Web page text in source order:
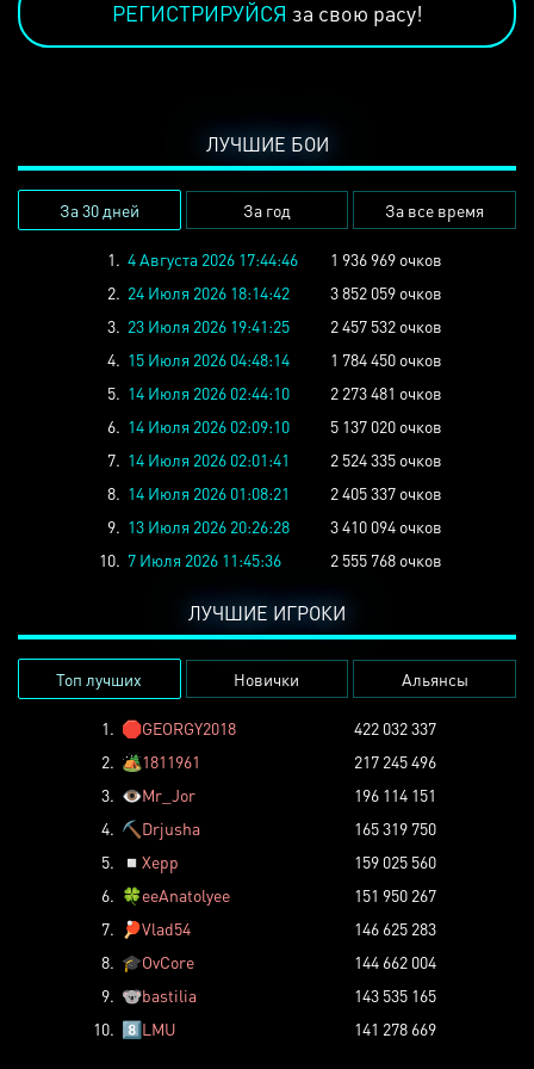
РЕГИСТРИРУЙСЯ за свою расу!
ЛУЧШИЕ БОИ
За 30 дней За год За все время
1. 4 Августа 2026 17:44:46
1 936 969 очков
2. 24 Июля 2026 18:14:42
3 852 059 очков
3. 23 Июля 2026 19:41:25
2 457 532 очков
4. 15 Июля 2026 04:48:14
1 784 450 очков
5. 14 Июля 2026 02:44:10
2 273 481 очков
6. 14 Июля 2026 02:09:10
5 137 020 очков
7. 14 Июля 2026 02:01:41
2 524 335 очков
8. 14 Июля 2026 01:08:21
2 405 337 очков
9. 13 Июля 2026 20:26:28
3 410 094 очков
10. 7 Июля 2026 11:45:36 2 555 768 очков
ЛУЧШИЕ ИГРОКИ
Топ лучших Новички Альянсы
1. 🛑GEORGY2018
422 032 337
2. 🏕️1811961
217 245 496
3. 👁️Mr_Jor
196 114 151
4. ⛏️ Drjusha
165 319 750
5.
◽ Xepp
159 025 560
6. 🍀eeAnatolyee
151 950 267
7.
🏓Vlad54
146 625 283
8. 🎓OvCore
144 662 004
9. 🐨bastilia
143 535 165
10. 8️⃣LMU 141 278 669